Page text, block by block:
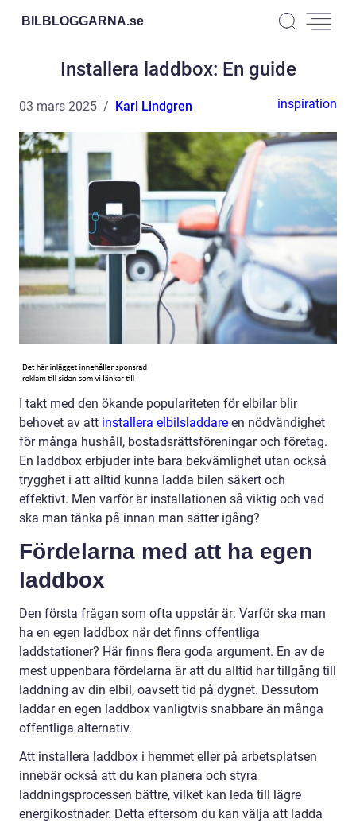
BILBLOGGARNA.se
Installera laddbox: En guide
03 mars 2025 Karl Lindgren inspiration
I takt med den ökande populariteten för elbilar blir
behovet av att installera elbilsladdare en nödvändighet
för många hushåll, bostadsrättsföreningar och företag.
En laddbox erbjuder inte bara bekvämlighet utan också
trygghet i att alltid kunna ladda bilen säkert och
effektivt. Men varför är installationen så viktig och vad
ska man tänka på innan man sätter igång?
Fördelarna med att ha egen
laddbox
Den första frågan som ofta uppstår är: Varför ska man
ha en egen laddbox när det finns offentliga
laddstationer? Här finns flera goda argument. En av de
mest uppenbara fördelarna är att du alltid har tillgång till
laddning av din elbil, oavsett tid på dygnet. Dessutom
laddar en egen laddbox vanligtvis snabbare än många
offentliga alternativ.
Att installera laddbox i hemmet eller på arbetsplatsen
innebär också att du kan planera och styra
laddningsprocessen bättre, vilket kan leda till lägre
energikostnader. Detta eftersom du kan välja att ladda